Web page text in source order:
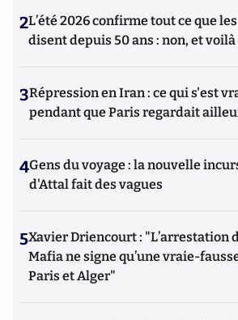
2L’été 2026 confirme tout ce que
disent depuis 50 ans : non, et
3Répression en Iran : ce qui s'est
pendant que Paris regardait
4Gens du voyage : la nouvelle
d'Attal fait des vagues
5Xavier Driencourt : "L’arrestation
Mafia ne signe qu’une vraie-
Paris et Alger"